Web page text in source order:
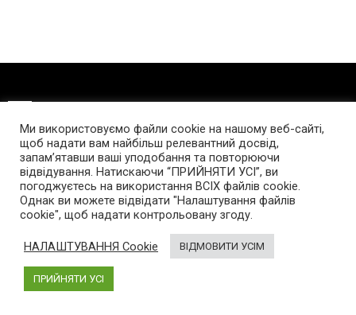
AutoGeek– блог про високі технології в автомобілях.
Був створений у 2013 році. Новини про електромобілі,
гібриди і пристрої, що спрощують життя автомобіліста.
Інфо
Про проект
Реклама на сайті
Ми використовуємо файли cookie на нашому веб-сайті,
щоб надати вам найбільш релевантний досвід,
запам’ятавши ваші уподобання та повторюючи
відвідування. Натискаючи “ПРИЙНЯТИ УСІ”, ви
погоджуєтесь на використання ВСІХ файлів cookie.
Однак ви можете відвідати "Налаштування файлів
cookie", щоб надати контрольовану згоду.
НАЛАШТУВАННЯ Cookie ВІДМОВИТИ УСІМ
ПРИЙНЯТИ УСІ